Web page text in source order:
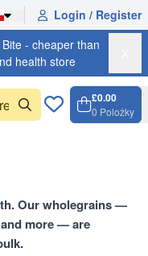
Login / Register
- cheaper than
health store
£0.00
0 Položky
Our wholegrains —
more — are